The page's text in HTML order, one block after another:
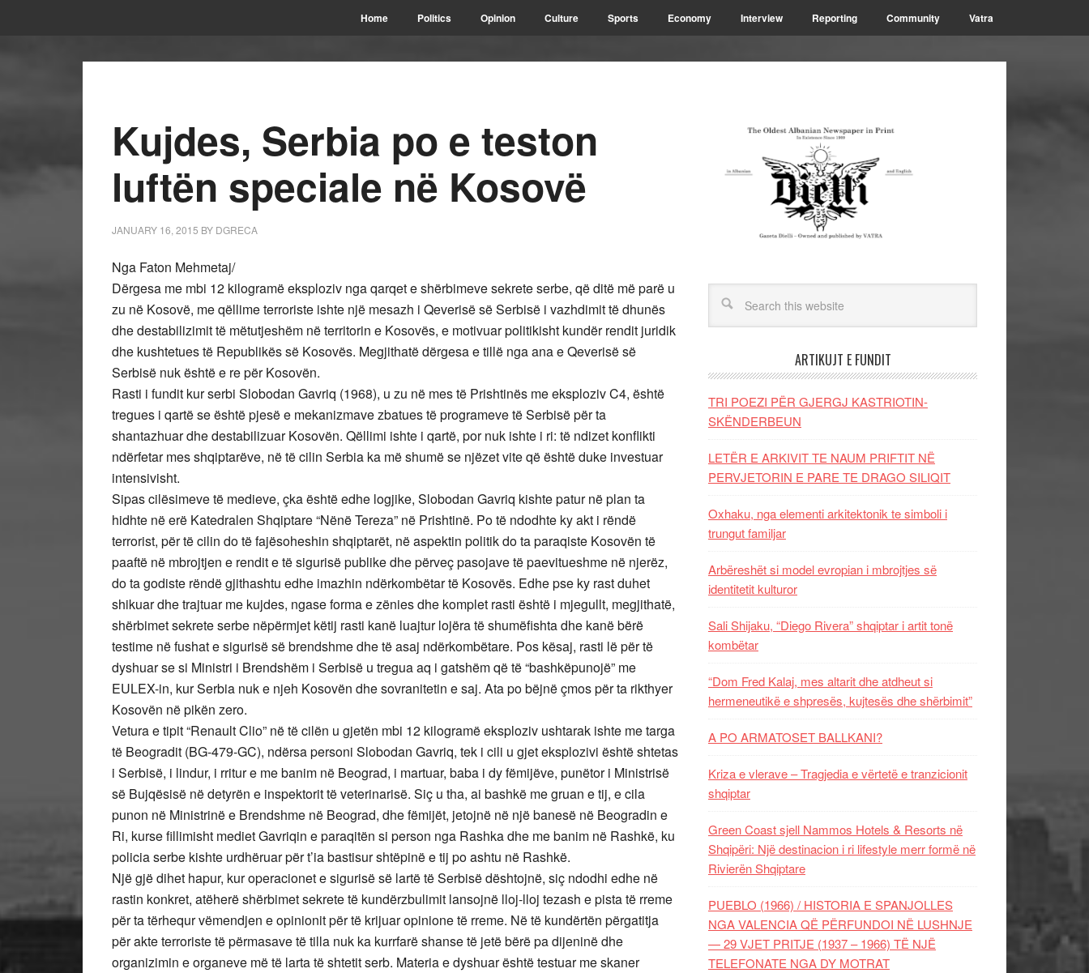
Home Politics Opinion Culture Sports Economy Interview Reporting Community Vatra
Kujdes, Serbia po e teston
luftën speciale në Kosovë
JANUARY 16, 2015 BY DGRECA
Nga Faton Mehmetaj/
Dërgesa me mbi 12 kilogramë eksploziv nga qarqet e shërbimeve sekrete serbe, që ditë më parë u
zu në Kosovë, me qëllime terroriste ishte një mesazh i Qeverisë së Serbisë i vazhdimit të dhunës
dhe destabilizimit të mëtutjeshëm në territorin e Kosovës, e motivuar politikisht kundër rendit juridik
dhe kushtetues të Republikës së Kosovës. Megjithatë dërgesa e tillë nga ana e Qeverisë së
Serbisë nuk është e re për Kosovën.
Rasti i fundit kur serbi Slobodan Gavriq (1968), u zu në mes të Prishtinës me eksploziv C4, është
tregues i qartë se është pjesë e mekanizmave zbatues të programeve të Serbisë për ta
shantazhuar dhe destabilizuar Kosovën. Qëllimi ishte i qartë, por nuk ishte i ri: të ndizet konflikti
ndërfetar mes shqiptarëve, në të cilin Serbia ka më shumë se njëzet vite që është duke investuar
intensivisht.
Sipas cilësimeve të medieve, çka është edhe logjike, Slobodan Gavriq kishte patur në plan ta
hidhte në erë Katedralen Shqiptare “Nënë Tereza” në Prishtinë. Po të ndodhte ky akt i rëndë
terrorist, për të cilin do të fajësoheshin shqiptarët, në aspektin politik do ta paraqiste Kosovën të
paaftë në mbrojtjen e rendit e të sigurisë publike dhe përveç pasojave të paevitueshme në njerëz,
do ta godiste rëndë gjithashtu edhe imazhin ndërkombëtar të Kosovës. Edhe pse ky rast duhet
shikuar dhe trajtuar me kujdes, ngase forma e zënies dhe komplet rasti është i mjegullt, megjithatë,
shërbimet sekrete serbe nëpërmjet këtij rasti kanë luajtur lojëra të shumëfishta dhe kanë bërë
testime në fushat e sigurisë së brendshme dhe të asaj ndërkombëtare. Pos kësaj, rasti lë për të
dyshuar se si Ministri i Brendshëm i Serbisë u tregua aq i gatshëm që të “bashkëpunojë” me
EULEX-in, kur Serbia nuk e njeh Kosovën dhe sovranitetin e saj. Ata po bëjnë çmos për ta rikthyer
Kosovën në pikën zero.
Vetura e tipit “Renault Clio” në të cilën u gjetën mbi 12 kilogramë eksploziv ushtarak ishte me targa
të Beogradit (BG-479-GC), ndërsa personi Slobodan Gavriq, tek i cili u gjet eksplozivi është shtetas
i Serbisë, i lindur, i rritur e me banim në Beograd, i martuar, baba i dy fëmijëve, punëtor i Ministrisë
së Bujqësisë në detyrën e inspektorit të veterinarisë. Siç u tha, ai bashkë me gruan e tij, e cila
punon në Ministrinë e Brendshme në Beograd, dhe fëmijët, jetojnë në një banesë në Beogradin e
Ri, kurse fillimisht mediet Gavriqin e paraqitën si person nga Rashka dhe me banim në Rashkë, ku
policia serbe kishte urdhëruar për t’ia bastisur shtëpinë e tij po ashtu në Rashkë.
Një gjë dihet hapur, kur operacionet e sigurisë së lartë të Serbisë dështojnë, siç ndodhi edhe në
rastin konkret, atëherë shërbimet sekrete të kundërzbulimit lansojnë lloj-lloj tezash e pista të rreme
për ta tërhequr vëmendjen e opinionit për të krijuar opinione të rreme. Në të kundërtën përgatitja
për akte terroriste të përmasave të tilla nuk ka kurrfarë shanse të jetë bërë pa dijeninë dhe
organizimin e organeve më të larta të shtetit serb. Materia e dyshuar është testuar me skaner
ARTIKUJT E FUNDIT
TRI POEZI PËR GJERGJ KASTRIOTIN-
SKËNDERBEUN
LETËR E ARKIVIT TE NAUM PRIFTIT NË
PERVJETORIN E PARE TE DRAGO SILIQIT
Oxhaku, nga elementi arkitektonik te simboli i
trungut familjar
Arbëreshët si model evropian i mbrojtjes së
identitetit kulturor
Sali Shijaku, “Diego Rivera” shqiptar i artit tonë
kombëtar
“Dom Fred Kalaj, mes altarit dhe atdheut si
hermeneutikë e shpresës, kujtesës dhe shërbimit”
A PO ARMATOSET BALLKANI?
Kriza e vlerave – Tragjedia e vërtetë e tranzicionit
shqiptar
Green Coast sjell Nammos Hotels & Resorts në
Shqipëri: Një destinacion i ri lifestyle merr formë në
Rivierën Shqiptare
PUEBLO (1966) / HISTORIA E SPANJOLLES
NGA VALENCIA QË PËRFUNDOI NË LUSHNJE
— 29 VJET PRITJE (1937 – 1966) TË NJË
TELEFONATE NGA DY MOTRAT